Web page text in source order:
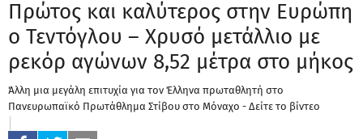
Πρώτος και καλύτερος στην Ευρώπη
ο Τεντόγλου – Χρυσό μετάλλιο με
ρεκόρ αγώνων 8,52 μέτρα στο μήκος
Άλλη μια μεγάλη επιτυχία για τον Έλληνα πρωταθλητή στο
Πανευρωπαϊκό Πρωτάθλημα Στίβου στο Μόναχο - Δείτε το βίντεο